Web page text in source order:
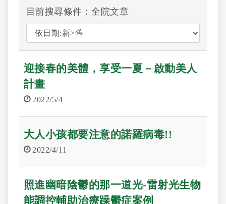
目前搜尋條件：全院文章
迎接春的美體，享受一夏－啟動美人
計畫
2022/5/4
大人小孩都要注意的諾羅病毒!!
2022/4/11
照進幽暗陰鬱的那一道光-雷射光生物
能調控輔助治療躁鬱症案例